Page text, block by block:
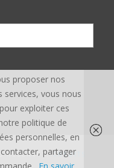
RÉSERVÉS.CREDITS
proposer nos
services, vous nous
exploiter ces
politique de
personnelles, en
partager